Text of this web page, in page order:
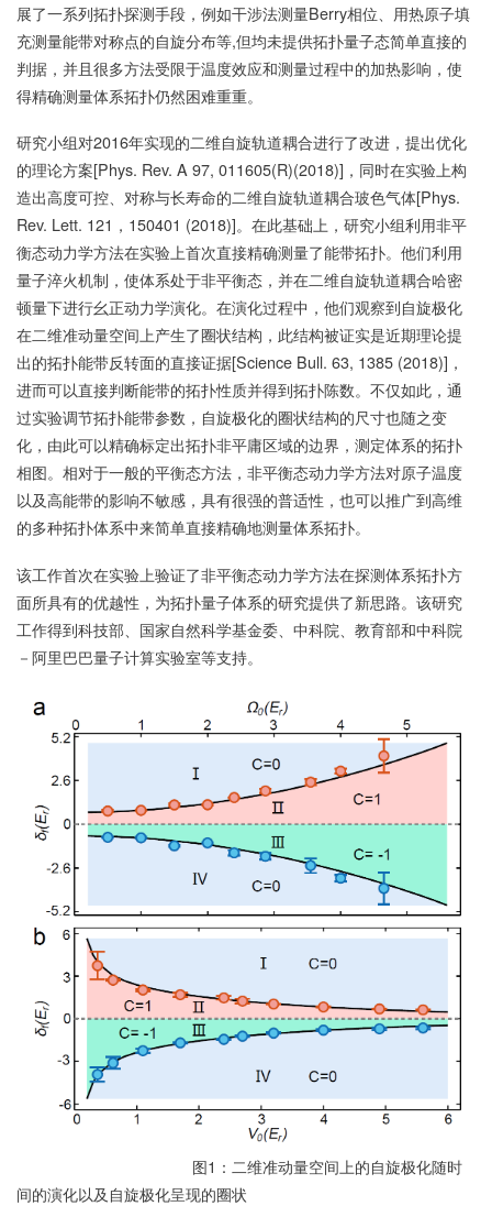
展了一系列拓扑探测手段，例如干涉法测量Berry相位、用热原子填
充测量能带对称点的自旋分布等,但均未提供拓扑量子态简单直接的
判据，并且很多方法受限于温度效应和测量过程中的加热影响，使
得精确测量体系拓扑仍然困难重重。
研究小组对2016年实现的二维自旋轨道耦合进行了改进，提出优化
的理论方案[Phys. Rev. A 97, 011605(R)(2018)]，同时在实验上构
造出高度可控、对称与长寿命的二维自旋轨道耦合玻色气体[Phys.
Rev. Lett. 121，150401 (2018)]。在此基础上，研究小组利用非平
衡态动力学方法在实验上首次直接精确测量了能带拓扑。他们利用
量子淬火机制，使体系处于非平衡态，并在二维自旋轨道耦合哈密
顿量下进行幺正动力学演化。在演化过程中，他们观察到自旋极化
在二维准动量空间上产生了圈状结构，此结构被证实是近期理论提
出的拓扑能带反转面的直接证据[Science Bull. 63, 1385 (2018)]，
进而可以直接判断能带的拓扑性质并得到拓扑陈数。不仅如此，通
过实验调节拓扑能带参数，自旋极化的圈状结构的尺寸也随之变
化，由此可以精确标定出拓扑非平庸区域的边界，测定体系的拓扑
相图。相对于一般的平衡态方法，非平衡态动力学方法对原子温度
以及高能带的影响不敏感，具有很强的普适性，也可以推广到高维
的多种拓扑体系中来简单直接精确地测量体系拓扑。
该工作首次在实验上验证了非平衡态动力学方法在探测体系拓扑方
面所具有的优越性，为拓扑量子体系的研究提供了新思路。该研究
工作得到科技部、国家自然科学基金委、中科院、教育部和中科院
－阿里巴巴量子计算实验室等支持。
图1：二维准动量空间上的自旋极化随时
间的演化以及自旋极化呈现的圈状